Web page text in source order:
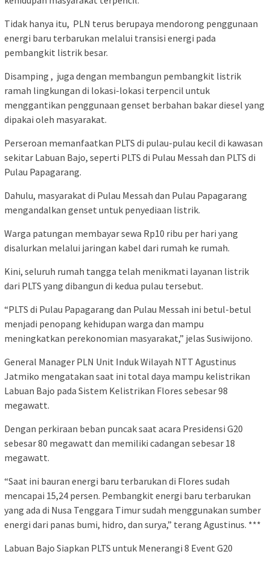
Tidak hanya itu, PLN terus berupaya mendorong penggunaan
energi baru terbarukan melalui transisi energi pada
pembangkit listrik besar.
Disamping , juga dengan membangun pembangkit listrik
ramah lingkungan di lokasi-lokasi terpencil untuk
menggantikan penggunaan genset berbahan bakar diesel yang
dipakai oleh masyarakat.
Perseroan memanfaatkan PLTS di pulau-pulau kecil di kawasan
sekitar Labuan Bajo, seperti PLTS di Pulau Messah dan PLTS di
Pulau Papagarang.
Dahulu, masyarakat di Pulau Messah dan Pulau Papagarang
mengandalkan genset untuk penyediaan listrik.
Warga patungan membayar sewa Rp10 ribu per hari yang
disalurkan melalui jaringan kabel dari rumah ke rumah.
Kini, seluruh rumah tangga telah menikmati layanan listrik
dari PLTS yang dibangun di kedua pulau tersebut.
“PLTS di Pulau Papagarang dan Pulau Messah ini betul-betul
menjadi penopang kehidupan warga dan mampu
meningkatkan perekonomian masyarakat,” jelas Susiwijono.
General Manager PLN Unit Induk Wilayah NTT Agustinus
Jatmiko mengatakan saat ini total daya mampu kelistrikan
Labuan Bajo pada Sistem Kelistrikan Flores sebesar 98
megawatt.
Dengan perkiraan beban puncak saat acara Presidensi G20
sebesar 80 megawatt dan memiliki cadangan sebesar 18
megawatt.
“Saat ini bauran energi baru terbarukan di Flores sudah
mencapai 15,24 persen. Pembangkit energi baru terbarukan
yang ada di Nusa Tenggara Timur sudah menggunakan sumber
energi dari panas bumi, hidro, dan surya,” terang Agustinus. ***
Labuan Bajo Siapkan PLTS untuk Menerangi 8 Event G20